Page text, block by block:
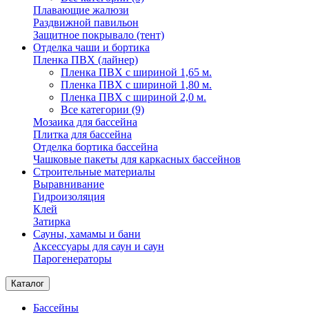
Плавающие жалюзи
Раздвижной павильон
Защитное покрывало (тент)
Отделка чаши и бортика
Пленка ПВХ (лайнер)
Пленка ПВХ с шириной 1,65 м.
Пленка ПВХ с шириной 1,80 м.
Пленка ПВХ с шириной 2,0 м.
Все категории (9)
Мозаика для бассейна
Плитка для бассейна
Отделка бортика бассейна
Чашковые пакеты для каркасных бассейнов
Строительные материалы
Выравнивание
Гидроизоляция
Клей
Затирка
Сауны, хамамы и бани
Аксессуары для саун и саун
Парогенераторы
Каталог
Бассейны